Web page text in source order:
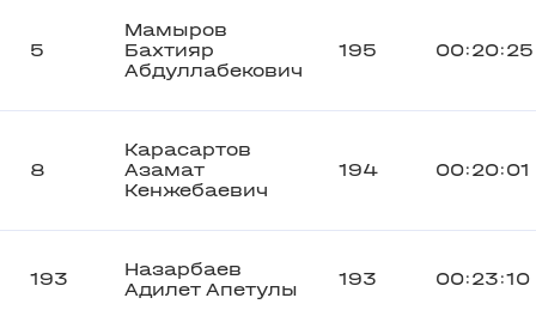
5
Мамыров
Бахтияр
Абдуллабекович
195 00:20:25
8
Карасартов
Азамат
Кенжебаевич
194 00:20:01
193
Назарбаев
Адилет Апетулы
193 00:23:10